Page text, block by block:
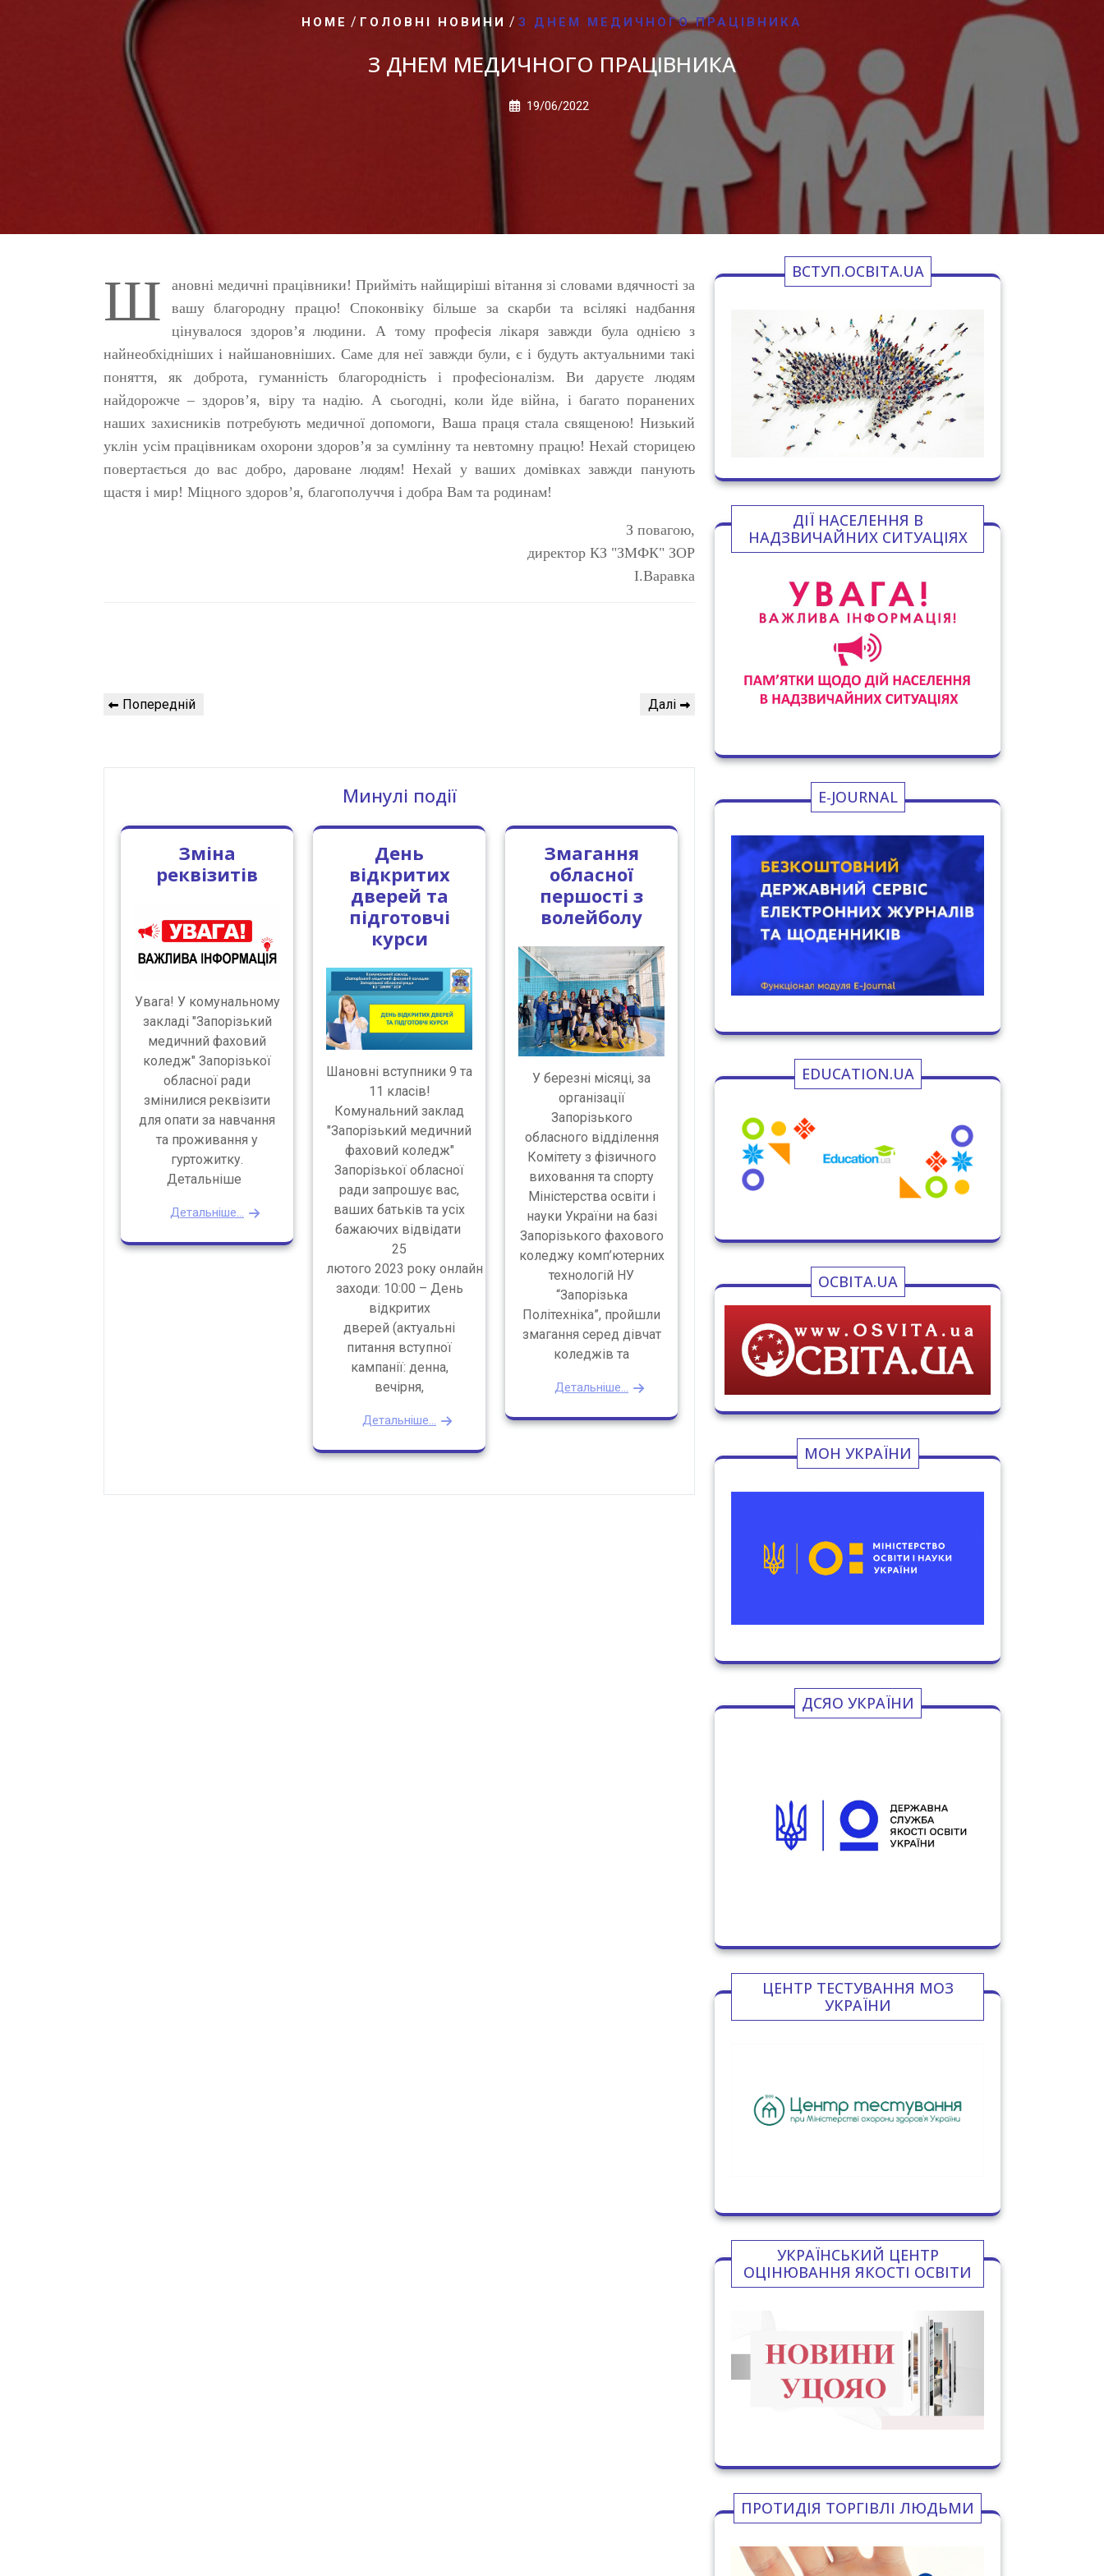
HOME / ГОЛОВНІ НОВИНИ / З ДНЕМ МЕДИЧНОГО ПРАЦІВНИКА
З ДНЕМ МЕДИЧНОГО ПРАЦІВНИКА
19/06/2022
Ш
ановні медичні працівники! Прийміть найщиріші вітання зі словами вдячності за
вашу благородну працю! Споконвіку більше за скарби та всілякі надбання
цінувалося здоров’я людини. А тому професія лікаря завжди була однією з
найнеобхідніших і найшановніших. Саме для неї завжди були, є і будуть актуальними такі
поняття, як доброта, гуманність благородність і професіоналізм. Ви даруєте людям
найдорожче – здоров’я, віру та надію. А сьогодні, коли йде війна, і багато поранених
наших захисників потребують медичної допомоги, Ваша праця стала священою! Низький
уклін усім працівникам охорони здоров’я за сумлінну та невтомну працю! Нехай сторицею
повертається до вас добро, дароване людям! Нехай у ваших домівках завжди панують
щастя і мир! Міцного здоров’я, благополуччя і добра Вам та родинам!
З повагою,
директор КЗ "ЗМФК" ЗОР
І.Варавка
Навігація
записів
Попередній
Попередній
Наступний
Далі
Минулі події
Зміна
реквізитів
Увага! У комунальному
закладі "Запорізький
медичний фаховий
коледж" Запорізької
обласної ради
змінилися реквізити
для опати за навчання
та проживання у
гуртожитку.
Детальніше
Детальніше...
День
відкритих
дверей та
підготовчі
курси
Шановні вступники 9 та
11 класів!
Комунальний заклад
"Запорізький медичний
фаховий коледж"
Запорізької обласної
ради запрошує вас,
ваших батьків та усіх
бажаючих відвідати
25
лютого 2023 року онлайн
заходи: 10:00 – День
відкритих
дверей (актуальні
питання вступної
кампанії: денна,
вечірня,
Детальніше...
Змагання
обласної
першості з
волейболу
У березні місяці, за
організації
Запорізького
обласного відділення
Комітету з фізичного
виховання та спорту
Міністерства освіти і
науки України на базі
Запорізького фахового
коледжу комп’ютерних
технологій НУ
“Запорізька
Політехніка”, пройшли
змагання серед дівчат
коледжів та
Детальніше...
ВСТУП.ОСВІТА.UA
ДІЇ НАСЕЛЕННЯ В
НАДЗВИЧАЙНИХ СИТУАЦІЯХ
E-JOURNAL
EDUCATION.UA
ОСВІТА.UA
МОН УКРАЇНИ
ДСЯО УКРАЇНИ
ЦЕНТР ТЕСТУВАННЯ МОЗ
УКРАЇНИ
УКРАЇНСЬКИЙ ЦЕНТР
ОЦІНЮВАННЯ ЯКОСТІ ОСВІТИ
ПРОТИДІЯ ТОРГІВЛІ ЛЮДЬМИ